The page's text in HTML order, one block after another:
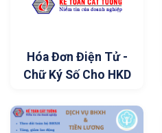
Hóa Đơn Điện Tử -
Chữ Ký Số Cho HKD